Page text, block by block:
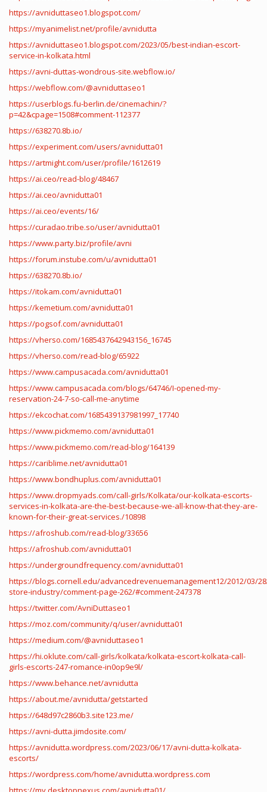
https://avniduttaseo1.blogspot.com/
https://myanimelist.net/profile/avnidutta
https://avniduttaseo1.blogspot.com/2023/05/best-indian-escort-
service-in-kolkata.html
https://avni-duttas-wondrous-site.webflow.io/
https://webflow.com/@avniduttaseo1
https://userblogs.fu-berlin.de/cinemachin/?
p=42&cpage=1508#comment-112377
https://638270.8b.io/
https://experiment.com/users/avnidutta01
https://artmight.com/user/profile/1612619
https://ai.ceo/read-blog/48467
https://ai.ceo/avnidutta01
https://ai.ceo/events/16/
https://curadao.tribe.so/user/avnidutta01
https://www.party.biz/profile/avni
https://forum.instube.com/u/avnidutta01
https://638270.8b.io/
https://itokam.com/avnidutta01
https://kemetium.com/avnidutta01
https://pogsof.com/avnidutta01
https://vherso.com/1685437642943156_16745
https://vherso.com/read-blog/65922
https://www.campusacada.com/avnidutta01
https://www.campusacada.com/blogs/64746/I-opened-my-
reservation-24-7-so-call-me-anytime
https://ekcochat.com/1685439137981997_17740
https://www.pickmemo.com/avnidutta01
https://www.pickmemo.com/read-blog/164139
https://cariblime.net/avnidutta01
https://www.bondhuplus.com/avnidutta01
https://www.dropmyads.com/call-girls/Kolkata/our-kolkata-escorts-
services-in-kolkata-are-the-best-because-we-all-know-that-they-are-
known-for-their-great-services./10898
https://afroshub.com/read-blog/33656
https://afroshub.com/avnidutta01
https://undergroundfrequency.com/avnidutta01
https://blogs.cornell.edu/advancedrevenuemanagement12/2012/03/
store-industry/comment-page-262/#comment-247378
https://twitter.com/AvniDuttaseo1
https://moz.com/community/q/user/avnidutta01
https://medium.com/@avniduttaseo1
https://hi.oklute.com/call-girls/kolkata/kolkata-escort-kolkata-call-
girls-escorts-247-romance-in0op9e9l/
https://www.behance.net/avnidutta
https://about.me/avnidutta/getstarted
https://648d97c2860b3.site123.me/
https://avni-dutta.jimdosite.com/
https://avnidutta.wordpress.com/2023/06/17/avni-dutta-kolkata-
escorts/
https://wordpress.com/home/avnidutta.wordpress.com